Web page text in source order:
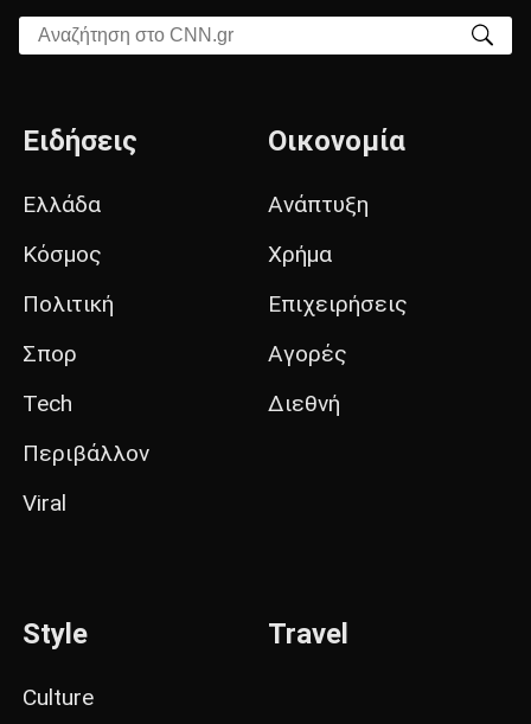
Αναζήτηση στο CNN.gr
Ειδήσεις
Ελλάδα
Κόσμος
Πολιτική
Σπορ
Tech
Περιβάλλον
Viral
Οικονομία
Ανάπτυξη
Χρήμα
Επιχειρήσεις
Αγορές
Διεθνή
Style
Culture
Travel